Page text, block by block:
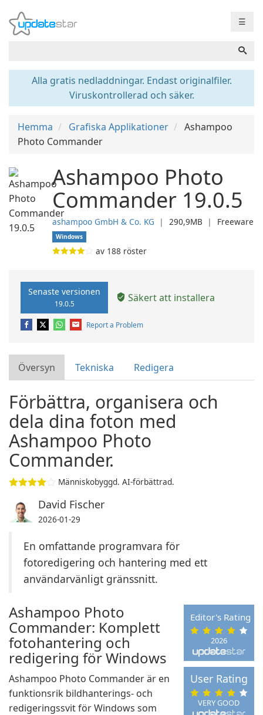
☰
Alla gratis nedladdningar. Endast originalfiler.
Viruskontrollerad och säker.
Hemma Grafiska Applikationer
Ashampoo
Photo Commander
Ashampoo Photo
Commander 19.0.5
ashampoo GmbH & Co. KG ❘ 290,9MB ❘ Freeware
Windows
av 188 röster
Senaste versionen
19.0.5 Säkert att installera
Report a Problem
Översyn Tekniska Redigera
Förbättra, organisera och
dela dina foton med
Ashampoo Photo
Commander.
Människobyggd. AI-förbättrad.
David Fischer
2026-01-29
En omfattande programvara för
fotoredigering och hantering med ett
användarvänligt gränssnitt.
2026
Editor's Rating
VERY GOOD
User Rating
Ashampoo Photo
Commander: Komplett
fotohantering och
redigering för Windows
Ashampoo Photo Commander är en
funktionsrik bildhanterings- och
redigeringssvit för Windows som